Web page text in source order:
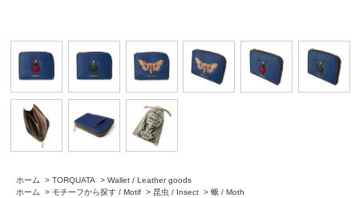
ホーム > TORQUATA > Wallet / Leather goods
ホーム
> モチーフから探す / Motif > 昆虫 / Insect > 蛾 / Moth